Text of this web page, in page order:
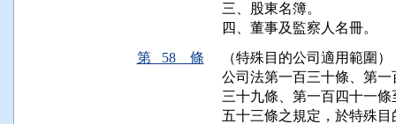
三、股東名簿。
四、董事及監察人名冊。
第 58 條
（特殊目的公司適用範圍）
公司法第一百三十條、第
三十九條、第一百四十一
五十三條之規定，於特殊